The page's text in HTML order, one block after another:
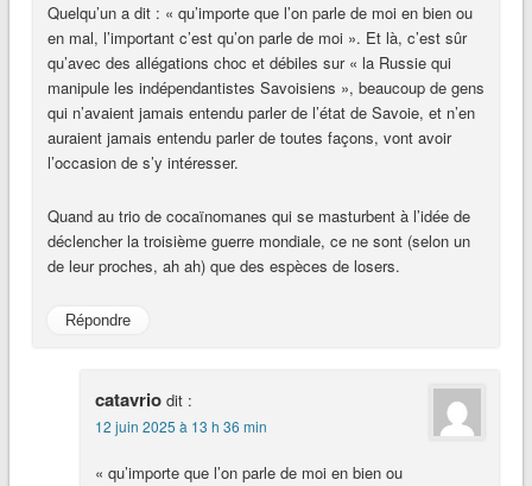
Quelqu’un a dit : « qu’importe que l’on parle de moi en bien ou
en mal, l’important c’est qu’on parle de moi ». Et là, c’est sûr
qu’avec des allégations choc et débiles sur « la Russie qui
manipule les indépendantistes Savoisiens », beaucoup de gens
qui n’avaient jamais entendu parler de l’état de Savoie, et n’en
auraient jamais entendu parler de toutes façons, vont avoir
l’occasion de s’y intéresser.
Quand au trio de cocaïnomanes qui se masturbent à l’idée de
déclencher la troisième guerre mondiale, ce ne sont (selon un
de leur proches, ah ah) que des espèces de losers.
Répondre
catavrio dit :
12 juin 2025 à 13 h 36 min
« qu’importe que l’on parle de moi en bien ou